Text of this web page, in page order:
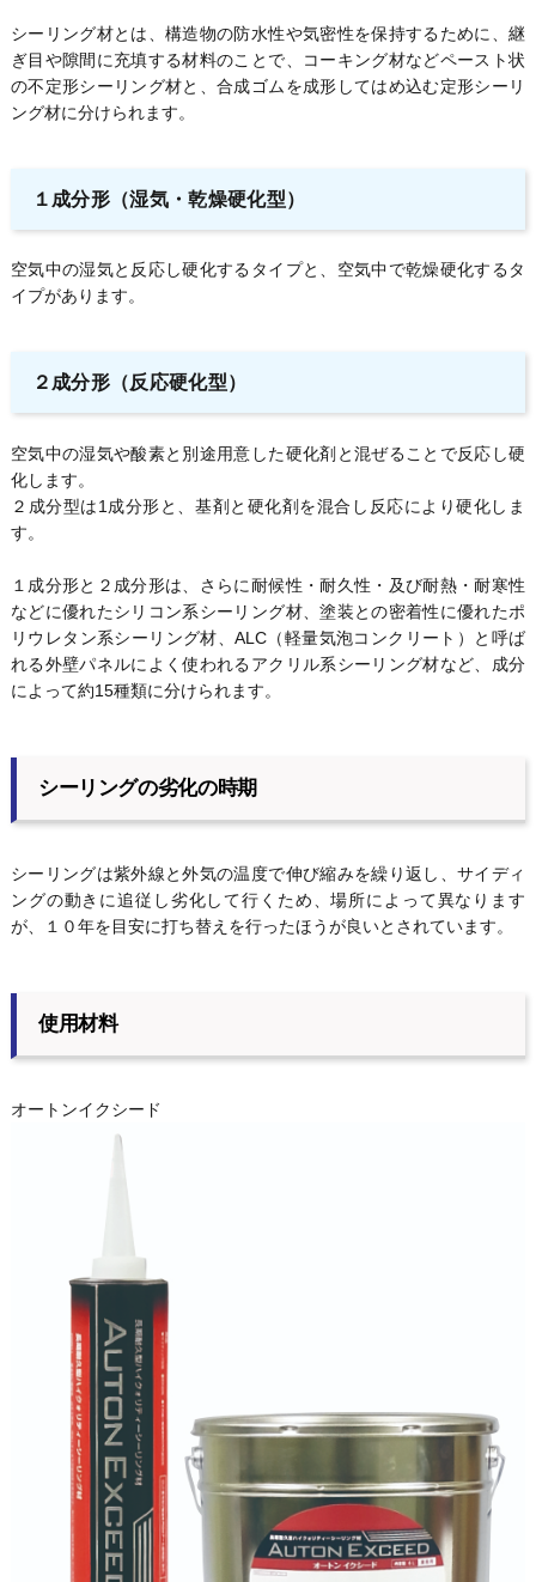
シーリング材とは、構造物の防水性や気密性を保持するために、継
ぎ目や隙間に充填する材料のことで、コーキング材などペースト状
の不定形シーリング材と、合成ゴムを成形してはめ込む定形シーリ
ング材に分けられます。
１成分形（湿気・乾燥硬化型）
空気中の湿気と反応し硬化するタイプと、空気中で乾燥硬化するタ
イプがあります。
２成分形（反応硬化型）
空気中の湿気や酸素と別途用意した硬化剤と混ぜることで反応し硬
化します。
２成分型は1成分形と、基剤と硬化剤を混合し反応により硬化しま
す。
１成分形と２成分形は、さらに耐候性・耐久性・及び耐熱・耐寒性
などに優れたシリコン系シーリング材、塗装との密着性に優れたポ
リウレタン系シーリング材、ALC（軽量気泡コンクリート）と呼ば
れる外壁パネルによく使われるアクリル系シーリング材など、成分
によって約15種類に分けられます。
シーリングの劣化の時期
シーリングは紫外線と外気の温度で伸び縮みを繰り返し、サイディ
ングの動きに追従し劣化して行くため、場所によって異なります
が、１０年を目安に打ち替えを行ったほうが良いとされています。
使用材料
オートンイクシード